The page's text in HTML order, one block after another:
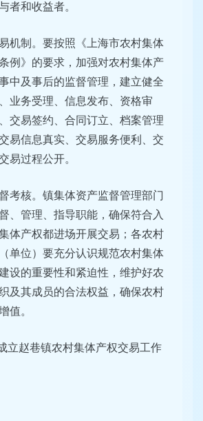
者和收益者。
机制。要按照《上海市农村集体
例》的要求，加强对农村集体产
中及事后的监督管理，建立健全
业务受理、信息发布、资格审
交易签约、合同订立、档案管理
易信息真实、交易服务便利、交
易过程公开。
考核。镇集体资产监督管理部门
、管理、指导职能，确保符合入
体产权都进场开展交易；各农村
单位）要充分认识规范农村集体
设的重要性和紧迫性，维护好农
及其成员的合法权益，确保农村
值。
立赵巷镇农村集体产权交易工作